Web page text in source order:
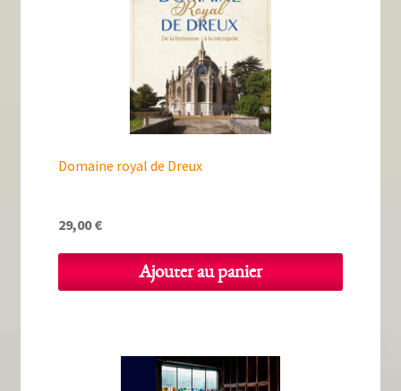
Les éditions Lieux Dits
Domaine royal de Dreux
29,00€
Ajouter au panier